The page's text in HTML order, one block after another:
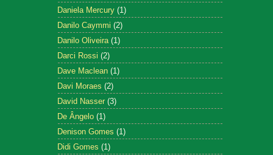
Daniela Mercury (1)
Danilo Caymmi (2)
Danilo Oliveira (1)
Darci Rossi (2)
Dave Maclean (1)
Davi Moraes (2)
David Nasser (3)
De Ângelo (1)
Denison Gomes (1)
Didi Gomes (1)